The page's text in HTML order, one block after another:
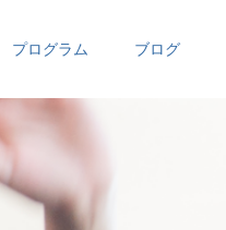
プログラム ブログ